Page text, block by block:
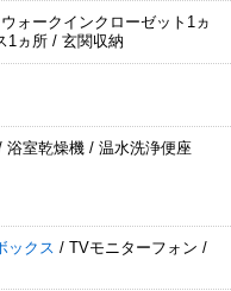
ォークインクローゼット1ヵ
1ヵ所 / 玄関収納
浴室乾燥機 / 温水洗浄便座
ックス / TVモニターフォン /